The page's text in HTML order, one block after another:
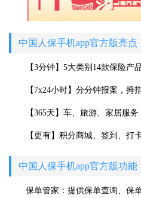
中国人保手机app官方版亮点
【3分钟】5大类别14款保险产
【7x24小时】分分钟报案，拇
【365天】车、旅游、家居服
【更有】积分商城、签到、打
中国人保手机app官方版功能
保单管家：提供保单查询、保